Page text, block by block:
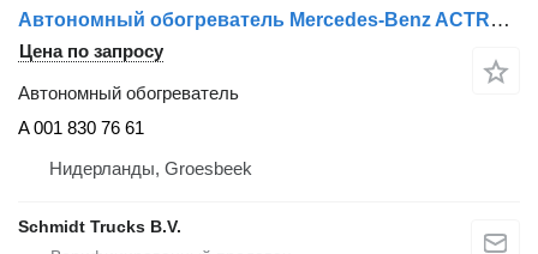
Автономный обогреватель Mercedes-Benz ACTROS STANDKACHEL A 001 830 76 61 для грузовика
Цена по запросу
Автономный обогреватель
A 001 830 76 61
Нидерланды, Groesbeek
Schmidt Trucks B.V.